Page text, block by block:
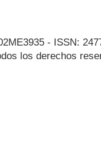
- ISSN:
los derechos